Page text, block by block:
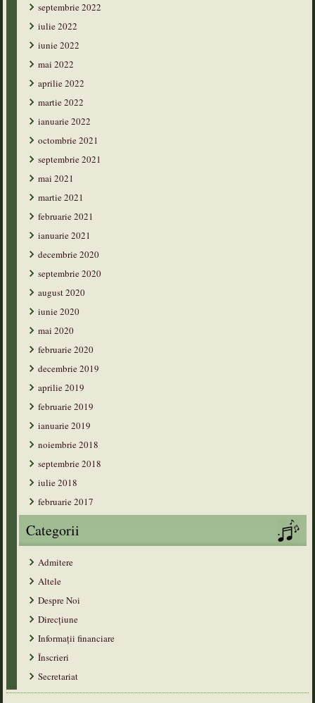
septembrie 2022
iulie 2022
iunie 2022
mai 2022
aprilie 2022
martie 2022
ianuarie 2022
octombrie 2021
septembrie 2021
mai 2021
martie 2021
februarie 2021
ianuarie 2021
decembrie 2020
septembrie 2020
august 2020
iunie 2020
mai 2020
februarie 2020
decembrie 2019
aprilie 2019
februarie 2019
ianuarie 2019
noiembrie 2018
septembrie 2018
iulie 2018
februarie 2017
Categorii
Admitere
Altele
Despre Noi
Direcțiune
Informații financiare
Înscrieri
Secretariat